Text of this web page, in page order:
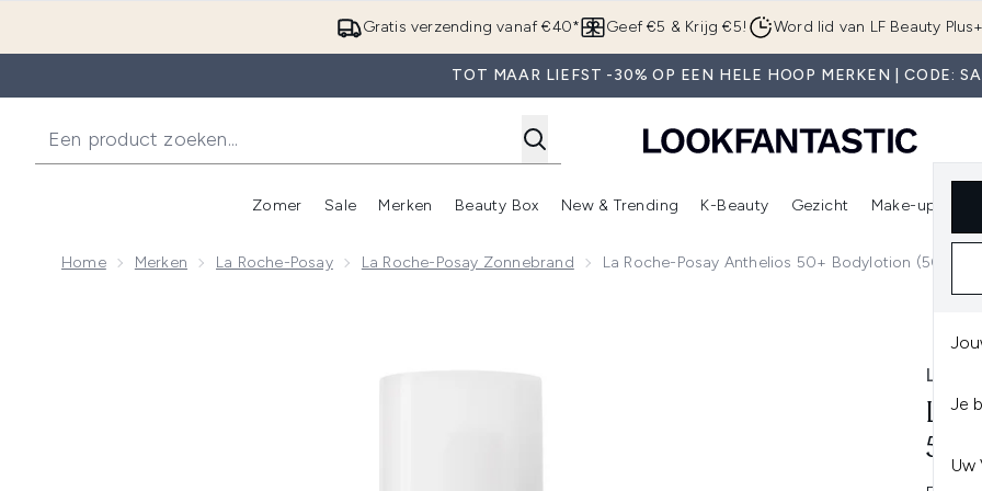
Overslaan naar de hoofdinhoud
Gratis verzending vanaf €40* Geef €5 & Krijg €5! Word lid van LF Beauty Plus+
TOT MAAR LIEFST -30% OP EEN HELE HOOP MERKEN | CODE:
Je
Uw
Zomer
Enter submenu (Zomer)
Sale
Enter submenu (Sale)
Merken
Enter submenu (Merken)
Beauty Box
Enter submenu (Beauty Box)
New & Trending
Enter submenu (New & Trending)
K-Beauty
Enter submenu (K-Beauty)
Gezicht Make-up
Home Merken La Roche-Posay La Roche-Posay Zonnebrand La Roche-Posay Anthelios 50+ Bodylotion (50 Ml)
LA
LA
50+